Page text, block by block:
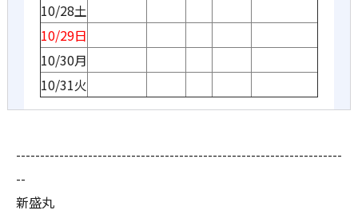
10/28土
10/29日
10/30月
10/31火
--------------------------------------------------------------------
--
新盛丸